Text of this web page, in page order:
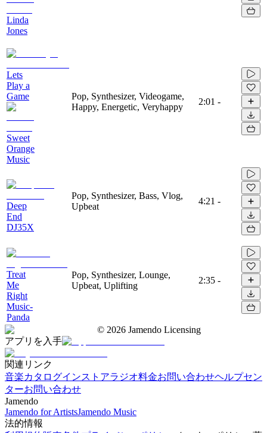
Linda
Jones
Lets
Play a
Game
Sweet
Orange
Music
Pop, Synthesizer, Videogame,
Happy, Energetic, Veryhappy
2:01 -
Deep
End
DJ35X
Pop, Synthesizer, Bass, Vlog,
Upbeat
4:21 -
Treat
Me
Right
Music-
Panda
Pop, Synthesizer, Lounge,
Upbeat, Uplifting
2:35 -
© 2026 Jamendo Licensing
アプリを入手
関連リンク
音楽カタログインストアラジオ料金お問い合わせヘルプセン
ターお問い合わせ
Jamendo
Jamendo for ArtistsJamendo Music
法的情報